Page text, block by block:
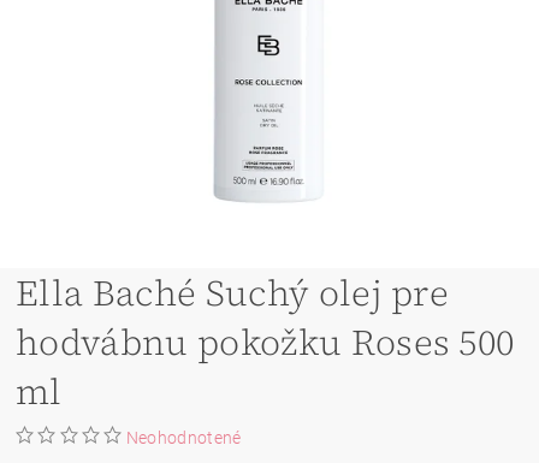
Ella Baché Suchý olej pre
hodvábnu pokožku Roses 500
ml
Neohodnotené